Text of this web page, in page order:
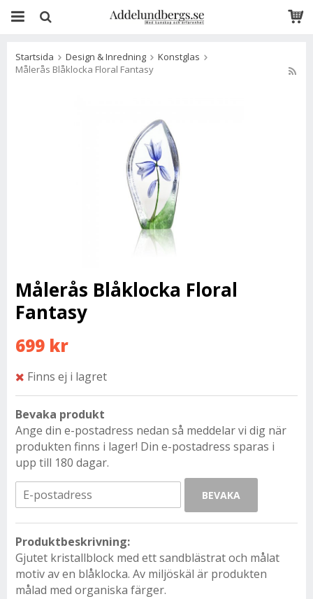
Startsida Design & Inredning
Konstglas
Målerås Blåklocka Floral Fantasy
Målerås Blåklocka Floral
Fantasy
699 kr
Finns ej i lagret
Bevaka produkt
Ange din e-postadress nedan så meddelar vi dig när
produkten finns i lager! Din e-postadress sparas i
upp till 180 dagar.
BEVAKA
Produktbeskrivning:
Gjutet kristallblock med ett sandblästrat och målat
motiv av en blåklocka. Av miljöskäl är produkten
målad med organiska färger.